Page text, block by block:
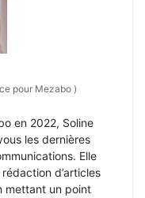
pour Mezabo )
en 2022, Soline
les dernières
Elle
d’articles
mettant un point